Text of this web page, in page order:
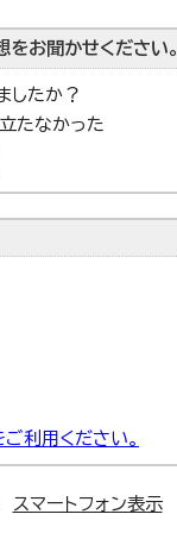
お聞かせください。
したか？
たなかった
利用ください。
スマートフォン表示